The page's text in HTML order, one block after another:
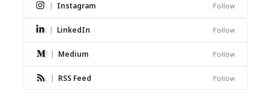
Instagram Follow
LinkedIn Follow
Medium Follow
RSS Feed Follow